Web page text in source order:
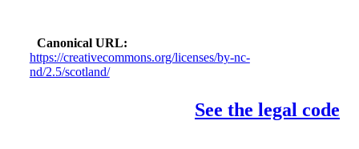
Canonical URL
https://creativecommons.org/licenses/by-nc-
nd/2.5/scotland/
See the legal code